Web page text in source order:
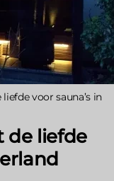
voor sauna’s in
de liefde